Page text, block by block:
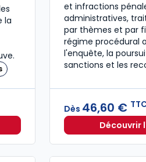
€ TTC
la
2026, annoté, commenté en
et infractions
administratives,
par thèmes et par
régime procédural
l'enquête, la
sanctions et les
Dès 46,60 €
Découvrir